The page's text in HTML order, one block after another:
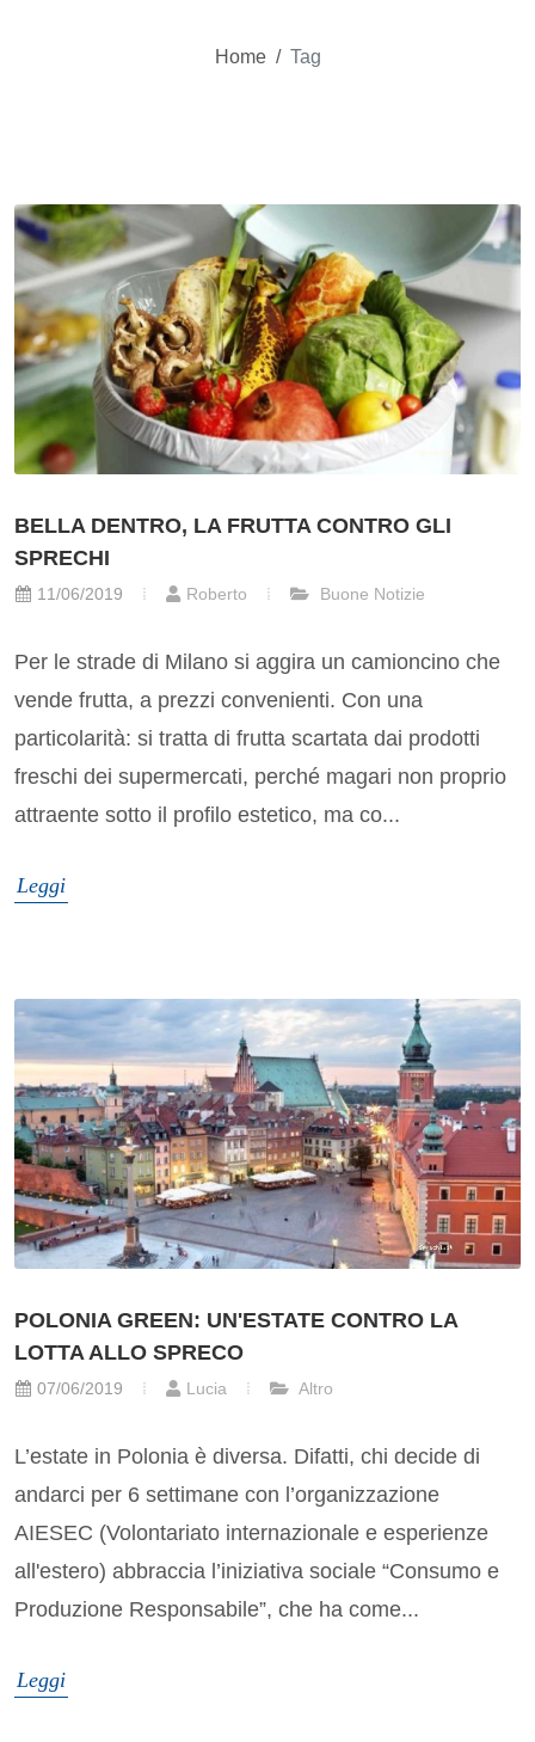
Home / Tag
BELLA DENTRO, LA FRUTTA CONTRO GLI
SPRECHI
11/06/2019 Roberto Buone Notizie
Per le strade di Milano si aggira un camioncino che
vende frutta, a prezzi convenienti. Con una
particolarità: si tratta di frutta scartata dai prodotti
freschi dei supermercati, perché magari non proprio
attraente sotto il profilo estetico, ma co...
Leggi
POLONIA GREEN: UN'ESTATE CONTRO LA
LOTTA ALLO SPRECO
07/06/2019 Lucia Altro
L’estate in Polonia è diversa. Difatti, chi decide di
andarci per 6 settimane con l’organizzazione
AIESEC (Volontariato internazionale e esperienze
all'estero) abbraccia l’iniziativa sociale “Consumo e
Produzione Responsabile”, che ha come...
Leggi